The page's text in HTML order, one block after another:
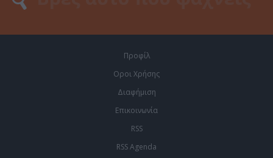
Προφίλ
Οροι Χρήσης
Διαφήμιση
Επικοινωνία
RSS
RSS Agenda